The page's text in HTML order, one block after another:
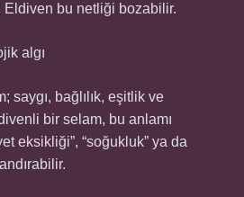
Eldiven bu netliği bozabilir.
algı
saygı, bağlılık, eşitlik ve
bir selam, bu anlamı
eksikliği”, “soğukluk” ya da